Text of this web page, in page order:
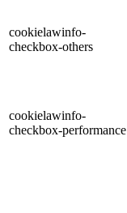
cookielawinfo-
checkbox-others
cookielawinfo-
checkbox-performance